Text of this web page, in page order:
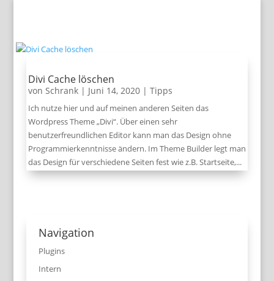
Divi Cache löschen
von Schrank| Juni 14, 2020| Tipps
Ich nutze hier und auf meinen anderen Seiten das
Wordpress Theme „Divi“. Über einen sehr
benutzerfreundlichen Editor kann man das Design ohne
Programmierkenntnisse ändern. Im Theme Builder legt man
das Design für verschiedene Seiten fest wie z.B. Startseite,...
Navigation
Plugins
Intern